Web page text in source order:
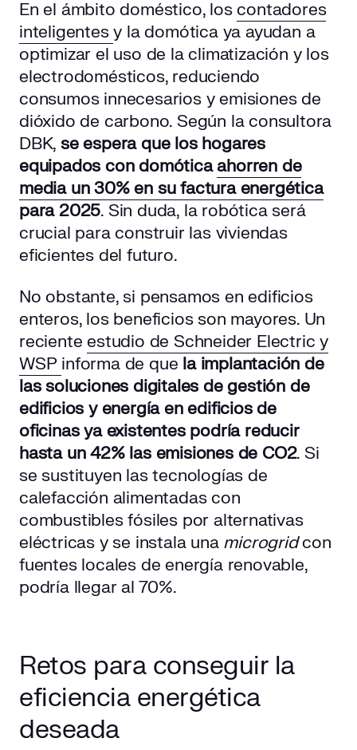
En el ámbito doméstico, los contadores
inteligentesy la domótica ya ayudan a
optimizar el uso de la climatización y los
electrodomésticos, reduciendo
consumos innecesarios y emisiones de
dióxido de carbono. Según la consultora
DBK, se espera que los hogares
equipados con domóticaahorren de
media un 30% en su factura energética
para 2025. Sin duda, la robótica será
crucial para construir las viviendas
eficientes del futuro.
No obstante, si pensamos en edificios
enteros, los beneficios son mayores. Un
reciente estudio de Schneider Electric y
WSP informa de que la implantación de
las soluciones digitales de gestión de
edificios y energía en edificios de
oficinas ya existentes podría reducir
hasta un 42% las emisiones de CO2. Si
se sustituyen las tecnologías de
calefacción alimentadas con
combustibles fósiles por alternativas
eléctricas y se instala una microgridcon
fuentes locales de energía renovable,
podría llegar al 70%.
Retos para conseguir la
eficiencia energética
deseada